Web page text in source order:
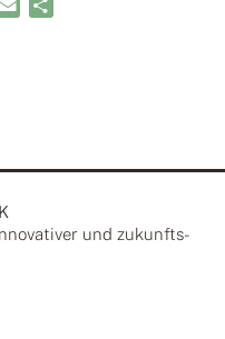
Email
und zukunfts­